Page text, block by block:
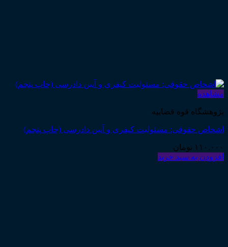
مشاهده
پژوهشگاه قوه قضاییه
اشخاص حقوقی: مسئولیت کیفری و آیین دادرسی (چاپ پنجم)
۱۱۰,۰۰۰ تومان
افزودن به سبد خرید